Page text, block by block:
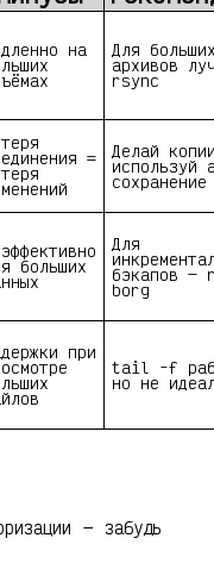
на Для
архивов
rsync
= Делай
используй
сохранение
больших
Для
бэкапов —
borg
при
tail -f
но не
— забудь